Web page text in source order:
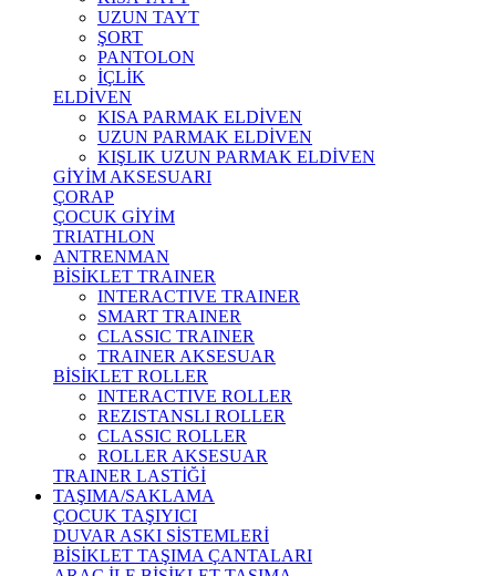
UZUN TAYT
ŞORT
PANTOLON
İÇLİK
ELDİVEN
KISA PARMAK ELDİVEN
UZUN PARMAK ELDİVEN
KIŞLIK UZUN PARMAK ELDİVEN
GİYİM AKSESUARI
ÇORAP
ÇOCUK GİYİM
TRIATHLON
ANTRENMAN
BİSİKLET TRAINER
INTERACTIVE TRAINER
SMART TRAINER
CLASSIC TRAINER
TRAINER AKSESUAR
BİSİKLET ROLLER
INTERACTIVE ROLLER
REZISTANSLI ROLLER
CLASSIC ROLLER
ROLLER AKSESUAR
TRAINER LASTİĞİ
TAŞIMA/SAKLAMA
ÇOCUK TAŞIYICI
DUVAR ASKI SİSTEMLERİ
BİSİKLET TAŞIMA ÇANTALARI